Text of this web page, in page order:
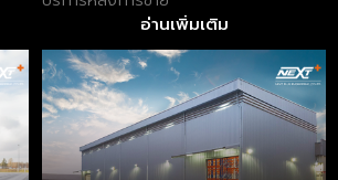
อ่านเพิ่มเติม